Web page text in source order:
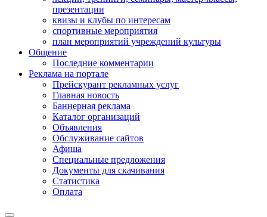
презентации
квизы и клубы по интересам
спортивные мероприятия
план мероприятий учреждений культуры
Общение
Последние комментарии
Реклама на портале
Прейскурант рекламных услуг
Главная новость
Баннерная реклама
Каталог организаций
Объявления
Обслуживание сайтов
Афиша
Специальные предложения
Документы для скачивания
Статистика
Оплата